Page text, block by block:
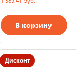
В корзину
Дисконт